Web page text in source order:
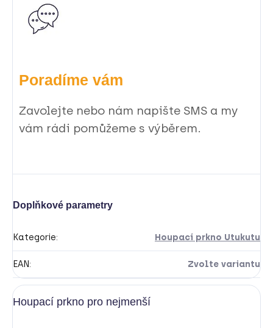
Poradíme vám
Zavolejte nebo nám napište SMS a my
vám rádi pomůžeme s výběrem.
Doplňkové parametry
Kategorie: Houpací prkno Utukutu
EAN: Zvolte variantu
Houpací prkno pro nejmenší